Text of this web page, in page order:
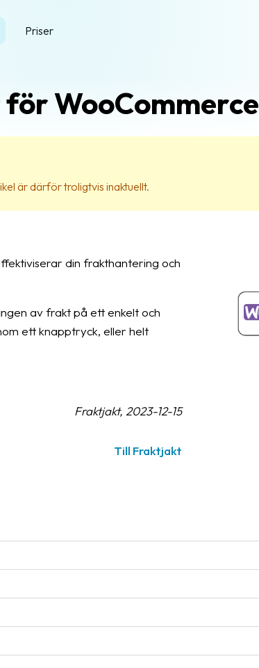
Priser
WooCommerce
är därför troligtvis inaktuellt.
din frakthantering och
av frakt på ett enkelt och
ett knapptryck, eller helt
Fraktjakt, 2023-12-15
Till Fraktjakt